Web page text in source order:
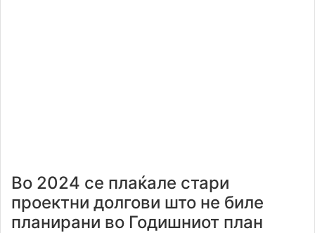
Во 2024 се плаќале стари
проектни долгови што не биле
планирани во Годишниот план